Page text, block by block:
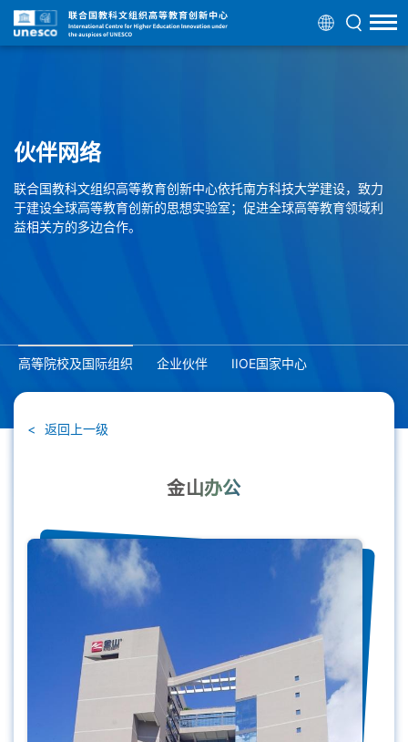
伙伴网络
联合国教科文组织高等教育创新中心依托南方科技大学建设，致力
于建设全球高等教育创新的思想实验室；促进全球高等教育领域利
益相关方的多边合作。
高等院校及国际组织 企业伙伴 IIOE国家中心
返回上一级
金山办公